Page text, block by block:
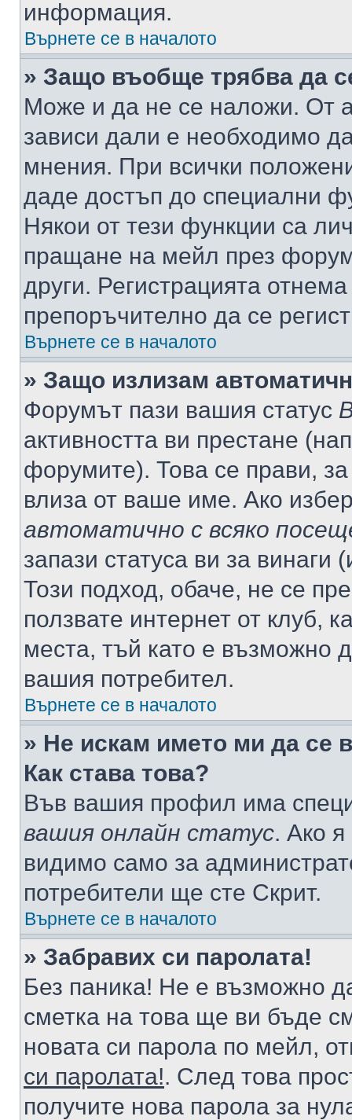
информация.
Върнете се в началото
» Защо въобще трябва да
Може и да не се наложи. От
зависи дали е необходимо
мнения. При всички
даде достъп до специални
Някои от тези функции са
пращане на мейл през
други. Регистрацията
препоръчително да се
Върнете се в началото
» Защо излизам
Форумът пази вашия статус
активността ви престане
форумите). Това се прави,
влиза от ваше име. Ако
автоматично с всяко
запази статуса ви за винаги
Този подход, обаче, не се
ползвате интернет от клуб,
места, тъй като е възможно
вашия потребител.
Върнете се в началото
» Не искам името ми да се
Как става това?
Във вашия профил има
вашия онлайн статус. Ако
видимо само за
потребители ще сте Скрит.
Върнете се в началото
» Забравих си паролата!
Без паника! Не е възможно
сметка на това ще ви бъде
новата си парола по мейл,
си паролата!. След това
получите нова парола за